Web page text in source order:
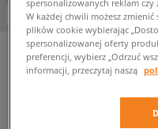
-10% za min. 350 zł kod: LUCK
spersonalizowanych reklam
W każdej chwili możesz
plików cookie wybierając
spersonalizowanej oferty
preferencji, wybierz „Odrzuć
informacji, przeczytaj naszą